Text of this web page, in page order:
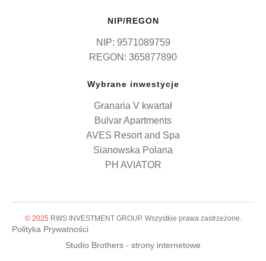
NIP/REGON
NIP: 9571089759
REGON: 365877890
Wybrane inwestycje
Granaria V kwartał
Bulvar Apartments
AVES Resort and Spa
Sianowska Polana
PH AVIATOR
© 2025 RWS INVESTMENT GROUP. Wszystkie prawa zastrzeżone.
Polityka Prywatności
Studio Brothers - strony internetowe